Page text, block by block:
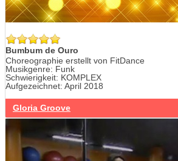
Bumbum de Ouro
Choreographie erstellt von FitDance
Musikgenre: Funk
Schwierigkeit: KOMPLEX
Aufgezeichnet: April 2018
Gloria Groove